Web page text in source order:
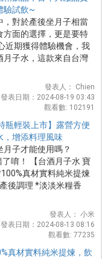
驗試飲~
，對於產後坐月子相當
方面的選擇，更是要特
近期獲得體驗機會，我
月子水，這款來自台灣
發表人： Chien
發表日期：2024-08-19 03:43
觀看數: 102191
瓶輕裝上市】露營方便
，增添料理風味
月子才能使用嗎？
了唷！ 【台酒月子水 寶
真材實料純米提煉
後調理 *淡淡米糧香
發表人： 小米
發表日期：2024-08-13 08:16
觀看數: 77235
真材實料純米提煉，飲